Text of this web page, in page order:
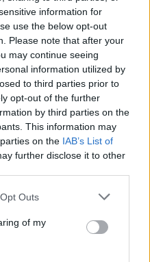
information for
use the below opt-out
Please note that after your
may continue seeing
information utilized by
to third parties prior to
opt-out of the further
by third parties on the
This information may
on the IAB’s List of
further disclose it to other
Outs
of my